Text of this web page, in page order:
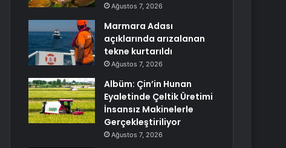
Ağustos 7, 2026
Marmara Adası
açıklarında arızalanan
tekne kurtarıldı
Ağustos 7, 2026
Albüm: Çin’in Hunan
Eyaletinde Çeltik Üretimi
İnsansız Makinelerle
Gerçekleştiriliyor
Ağustos 7, 2026